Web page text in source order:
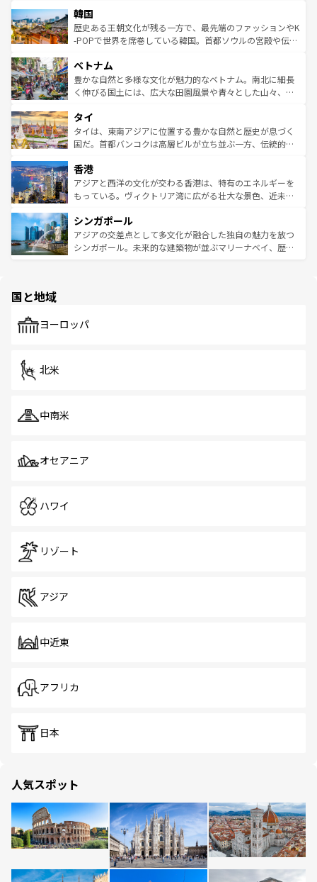
ワイを、存分に味わってほしい。 なお、新着のハワイ情報
はコンテンツ一覧を参照してほしい。
いる。アクティビティも充実しており、サーフィンやダイ
ビング、ハイキングなど、アウトドア好きにはたまらな
い。オーストラリアの多彩な魅力を存分に味わいつくそ
参照してほしい。
ン）、静ひつな山岳地帯である台湾東部など、都市の喧騒
と山間の静けさが共存しており、訪れる人に新しい発見と
驚きをもたらしてくれる。また、奥深い台湾の食文化も魅
容にもいいと評判のスイーツなど、バラエティ豊かな料理
が味わえる。 なお、新着の台湾情報は コンテンツ一覧を参
照してほしい。
韓国
歴史ある王朝文化が残る一方で、最先端のファッションやK
-POPで世界を席巻している韓国。首都ソウルの宮殿や伝統
き、地方に足を延ばせば四季折々の自然美を楽しむことが
できる。そして、キムチや焼肉、絶品のストリートフード
まで、さまざまな韓国料理が待っている。夜には、韓国な
リティに包まれながら、韓国の多彩な魅力を心ゆくまで味
わってみてほしい。 なお、新着の韓国情報はコンテンツ一
覧を参照してほしい。
ベトナム
豊かな自然と多様な文化が魅力的なベトナム。南北に細長
く伸びる国土には、広大な田園風景や青々とした山々、世
急速な発展と共に伝統が息づく。ハノイの古い町並みやホ
ーチミン市のフランス統治時代の建物も、独特の雰囲気を
醸し出している。また、バラエティの豊かさとおいしさで
とつ。フォーやバインミー、ベトナムコーヒーなどは、ぜ
ひ現地で味わいたい。どの地域を訪れてもあたたかい人々
が旅行者を迎えてくれるので、きっと忘れられない旅にな
参照してほしい。
タイ
タイは、東南アジアに位置する豊かな自然と歴史が息づく
国だ。首都バンコクは高層ビルが立ち並ぶ一方、伝統的な
の活気が交差している。北部ではチェンマイなどの山岳地
帯で自然と触れ合い、南部ではプーケットやクラビの美し
いビーチでリゾート気分を楽しむことができる。タイ料理
激する。気候は一年中温暖で、どの季節にも異なる楽しみ
が待っている。親しみやすいタイの人々、仏教を中心とし
た文化、そして多様な観光資源が、訪れる旅人を魅了し続
香港
アジアと西洋の文化が交わる香港は、特有のエネルギーを
もっている。ヴィクトリア湾に広がる壮大な景色、近未来
み、どこを訪れても感動するはず。観光スポットが密集し
ており、効率よく見どころを回れるのも魅力。息をのむよ
うな絶景から文化的な体験まで、香港を存分に楽しみ尽く
シンガポール
アジアの交差点として多文化が融合した独自の魅力を放つ
シンガポール。未来的な建築物が並ぶマリーナベイ、歴史
で、ホーカーズは地元の風情を楽しめる外せないスポット
国と地域
ヨーロッパ
北米
中南米
オセアニア
ハワイ
リゾート
アジア
中近東
アフリカ
日本
人気スポット